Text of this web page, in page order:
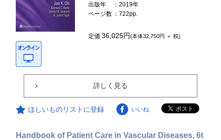
出版年
：2019年
ページ数 ：722pp.
定価36,025円(本体32,750円 ＋ 税)
詳しく見る
ほしいものリストに登録 いいね
Handbook of Patient Care in Vascular Diseases, 6t